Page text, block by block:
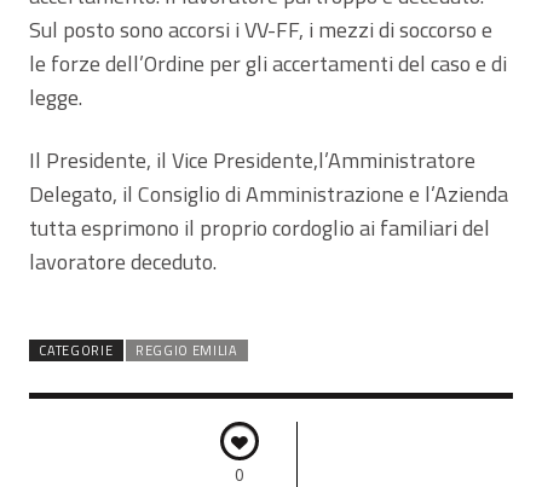
Sul posto sono accorsi i VV-FF, i mezzi di soccorso e
le forze dell’Ordine per gli accertamenti del caso e di
legge.
Il Presidente, il Vice Presidente,l’Amministratore
Delegato, il Consiglio di Amministrazione e l’Azienda
tutta esprimono il proprio cordoglio ai familiari del
lavoratore deceduto.
CATEGORIE REGGIO EMILIA
0